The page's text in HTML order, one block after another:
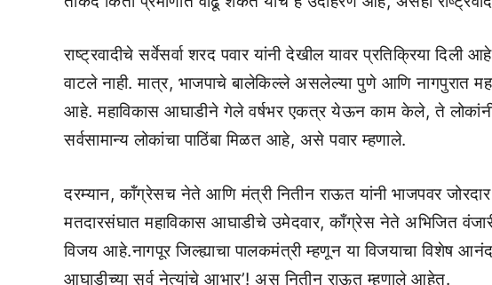
राष्ट्रवादीचे सर्वेसर्वा शरद पवार यांनी देखील यावर प्रतिक्रिया
वाटले नाही. मात्र, भाजपाचे बालेकिल्ले असलेल्या पुणे आणि नागपुरात
आहे. महाविकास आघाडीने गेले वर्षभर एकत्र येऊन काम केले, ते
सर्वसामान्य लोकांचा पाठिंबा मिळत आहे, असे पवार म्हणाले.
दरम्यान, कॉंग्रेसच नेते आणि मंत्री नितीन राऊत यांनी भाजपवर
मतदारसंघात महाविकास आघाडीचे उमेदवार, काँग्रेस नेते अभिजित वंजारी
विजय आहे.नागपूर जिल्ह्याचा पालकमंत्री म्हणून या विजयाचा विशेष
आघाडीच्या सर्व नेत्यांचे आभार’! अस नितीन राऊत म्हणाले आहेत.